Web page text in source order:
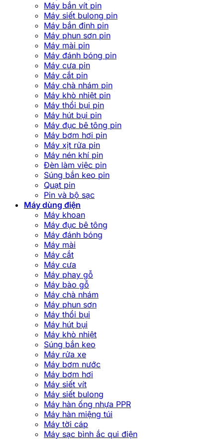
Máy bắn vít pin
Máy siết bulong pin
Máy bắn đinh pin
Máy phun sơn pin
Máy mài pin
Máy đánh bóng pin
Máy cưa pin
Máy cắt pin
Máy chà nhám pin
Máy khò nhiệt pin
Máy thổi bụi pin
Máy hút bụi pin
Máy đục bê tông pin
Máy bơm hơi pin
Máy xịt rửa pin
Máy nén khí pin
Đèn làm việc pin
Súng bắn keo pin
Quạt pin
Pin và bộ sạc
Máy dùng điện
Máy khoan
Máy đục bê tông
Máy đánh bóng
Máy mài
Máy cắt
Máy cưa
Máy phay gỗ
Máy bào gỗ
Máy chà nhám
Máy phun sơn
Máy thổi bụi
Máy hút bụi
Máy khò nhiệt
Súng bắn keo
Máy rửa xe
Máy bơm nước
Máy bơm hơi
Máy siết vít
Máy siết bulong
Máy hàn ống nhựa PPR
Máy hàn miệng túi
Máy tời cáp
Máy sạc bình ắc qui điện